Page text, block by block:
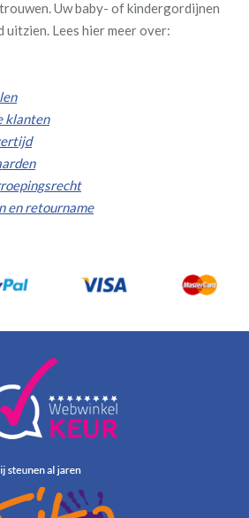
Uw baby- of kindergordijnen
Lees hier meer over:
klanten
en retourname